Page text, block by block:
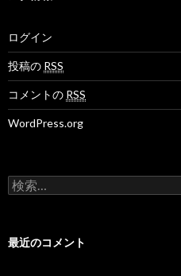
ログイン
投稿の RSS
コメントの RSS
WordPress.org
検
索
最近のコメント